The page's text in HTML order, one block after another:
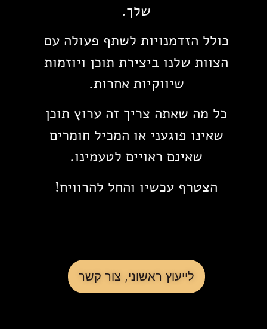
שלך.
כולל הזדמנויות לשתף פעולה עם
הצוות שלנו ביצירת תוכן ויוזמות
שיווקיות אחרות.
כל מה שאתה צריך זה ערוץ תוכן
שאינו פוגעני או המכיל חומרים
שאינם ראויים לטעמינו.
הצטרף עכשיו והחל להרוויח!
לייעוץ ראשוני, צור קשר